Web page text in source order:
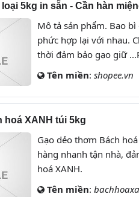
5kg in sẵn - Cần hàn
Mô tả sản phẩm. Bao
phức hợp lại với nhau.
thời đảm bảo gạo giữ
Tên miền: shopee.vn
hoá XANH túi 5kg
Gạo dẻo thơm Bách
hàng nhanh tận nhà,
hoá XANH.
Tên miền: